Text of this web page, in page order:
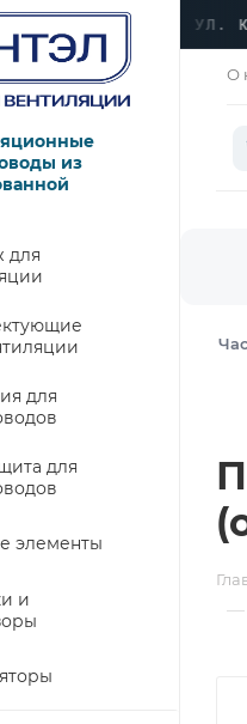
› ЛЮБЕРЦЫ, УЛ.
О
из
для
для
для
элементы
и
—